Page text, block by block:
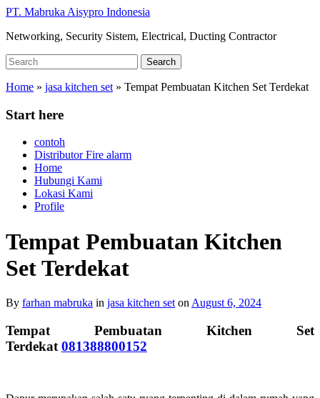
Skip
main
PT. Mabruka Aisypro Indonesia
Networking, Security Sistem, Electrical, Ducting Contractor
Search
for:
Search
Home » jasa kitchen set » Tempat Pembuatan Kitchen Set Terdekat
Start here
contoh
Distributor Fire alarm
Home
Hubungi Kami
Lokasi Kami
Profile
Tempat Pembuatan Kitchen
Set Terdekat
By farhan mabruka in jasa kitchen set on August 6, 2024
Tempat Pembuatan Kitchen Set
Terdekat 081388800152